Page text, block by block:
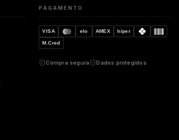
PAGAMENTO
VISA elo AMEX hiper
M.Cred
Compra segura Dados protegidos